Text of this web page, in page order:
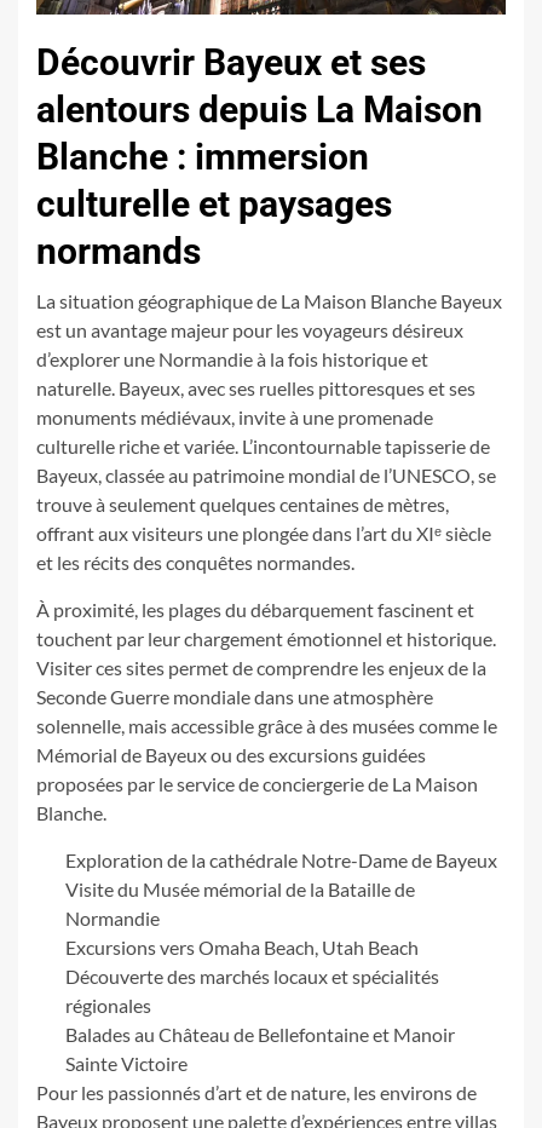
Découvrir Bayeux et ses
alentours depuis La Maison
Blanche : immersion
culturelle et paysages
normands
La situation géographique de La Maison Blanche Bayeux
est un avantage majeur pour les voyageurs désireux
d’explorer une Normandie à la fois historique et
naturelle. Bayeux, avec ses ruelles pittoresques et ses
monuments médiévaux, invite à une promenade
culturelle riche et variée. L’incontournable tapisserie de
Bayeux, classée au patrimoine mondial de l’UNESCO, se
trouve à seulement quelques centaines de mètres,
offrant aux visiteurs une plongée dans l’art du XIᵉ siècle
et les récits des conquêtes normandes.
À proximité, les plages du débarquement fascinent et
touchent par leur chargement émotionnel et historique.
Visiter ces sites permet de comprendre les enjeux de la
Seconde Guerre mondiale dans une atmosphère
solennelle, mais accessible grâce à des musées comme le
Mémorial de Bayeux ou des excursions guidées
proposées par le service de conciergerie de La Maison
Blanche.
Exploration de la cathédrale Notre-Dame de Bayeux
Visite du Musée mémorial de la Bataille de
Normandie
Excursions vers Omaha Beach, Utah Beach
Découverte des marchés locaux et spécialités
régionales
Balades au Château de Bellefontaine et Manoir
Sainte Victoire
Pour les passionnés d’art et de nature, les environs de
Bayeux proposent une palette d’expériences entre villas